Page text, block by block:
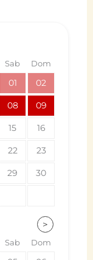
Sab Dom
01 02
08 09
15 16
22 23
29 30
>
Sab Dom